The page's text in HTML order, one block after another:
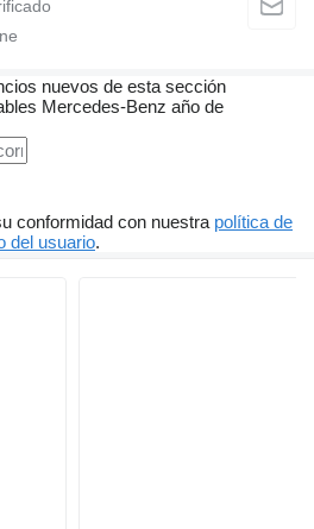
nuevos de esta sección
Mercedes-Benz año de
conformidad con nuestra política de
del usuario.